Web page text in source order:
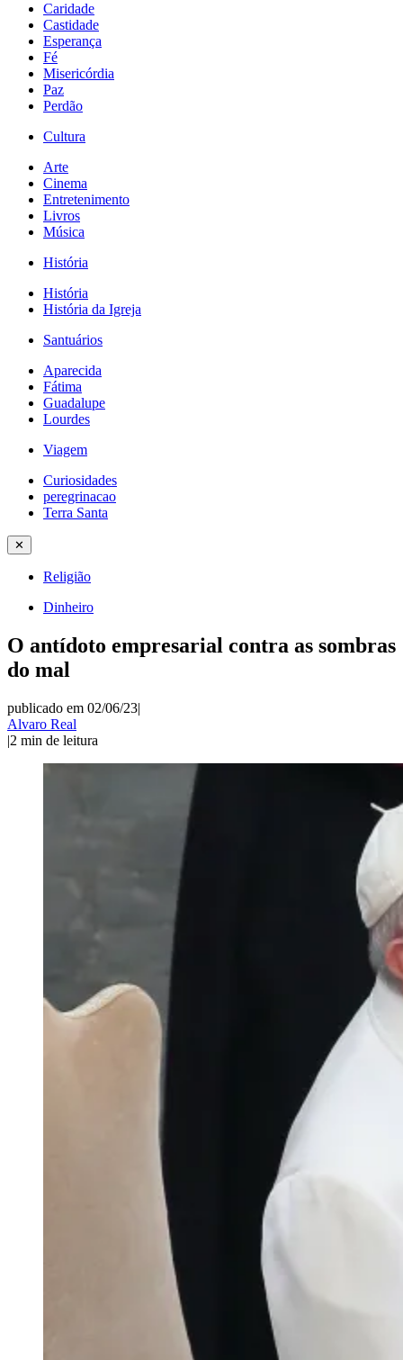
Caridade
Castidade
Esperança
Fé
Misericórdia
Paz
Perdão
Cultura
Arte
Cinema
Entretenimento
Livros
Música
História
História
História da Igreja
Santuários
Aparecida
Fátima
Guadalupe
Lourdes
Viagem
Curiosidades
peregrinacao
Terra Santa
✕
Religião
Dinheiro
O antídoto empresarial contra as sombras
do mal
publicado em 02/06/23|
Alvaro Real
|2 min de leitura